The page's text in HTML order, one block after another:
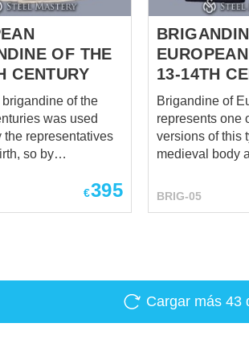
OF THE
CENTURY
of the
was used
the representatives
so by
at the highest
is based on the
€395
13-14TH
Brigandine of
represents one
versions of this
medieval body
of
performances Medieval
festivals Reenactment events
Made-to-
BRIG-05
Cargar más 43